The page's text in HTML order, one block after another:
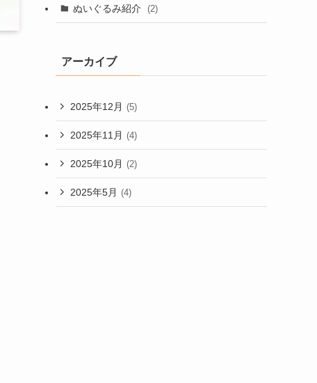
ぬいぐるみ紹介 (2)
アーカイブ
2025年12月 (5)
2025年11月 (4)
2025年10月 (2)
2025年5月 (4)